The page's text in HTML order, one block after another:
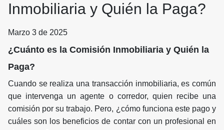
Inmobiliaria y Quién la Paga?
Marzo 3 de 2025
¿Cuánto es la Comisión Inmobiliaria y Quién la
Paga?
Cuando se realiza una transacción inmobiliaria, es común
que intervenga un agente o corredor, quien recibe una
comisión por su trabajo. Pero, ¿cómo funciona este pago y
cuáles son los beneficios de contar con un profesional en